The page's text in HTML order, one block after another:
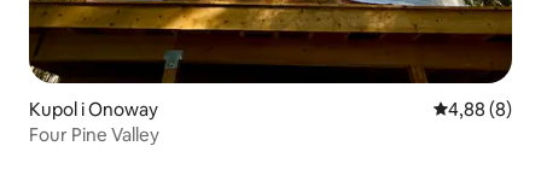
Kupol i Onoway 4,88 av 5 i
4,88 (8)
Four Pine Valley